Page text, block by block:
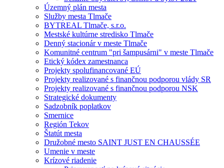
Územný plán mesta
Služby mesta Tlmače
BYTREAL Tlmače, s.r.o.
Mestské kultúrne stredisko Tlmače
Denný stacionár v meste Tlmače
Komunitné centrum "pri šampusárni" v meste Tlmače
Etický kódex zamestnanca
Projekty spolufinancované EÚ
Projekty realizované s finančnou podporou vlády SR
Projekty realizované s finančnou podporou NSK
Strategické dokumenty
Sadzobník poplatkov
Smernice
Región Tekov
Štatút mesta
Družobné mesto SAINT JUST EN CHAUSSÉE
Umenie v meste
Krízové riadenie